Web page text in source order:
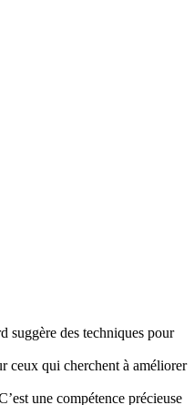
suggère des techniques pour
ceux qui cherchent à améliorer
une compétence précieuse